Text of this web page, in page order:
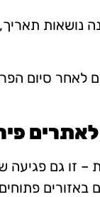
נושאות
לאחר סיום
– זו גם
באזורים